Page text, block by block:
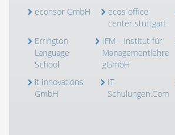
econsor GmbH
ecos office
center stuttgart
Errington
Language
School
IFM - Institut für
Managementlehre
gGmbH
it innovations
GmbH
IT-
Schulungen.Com